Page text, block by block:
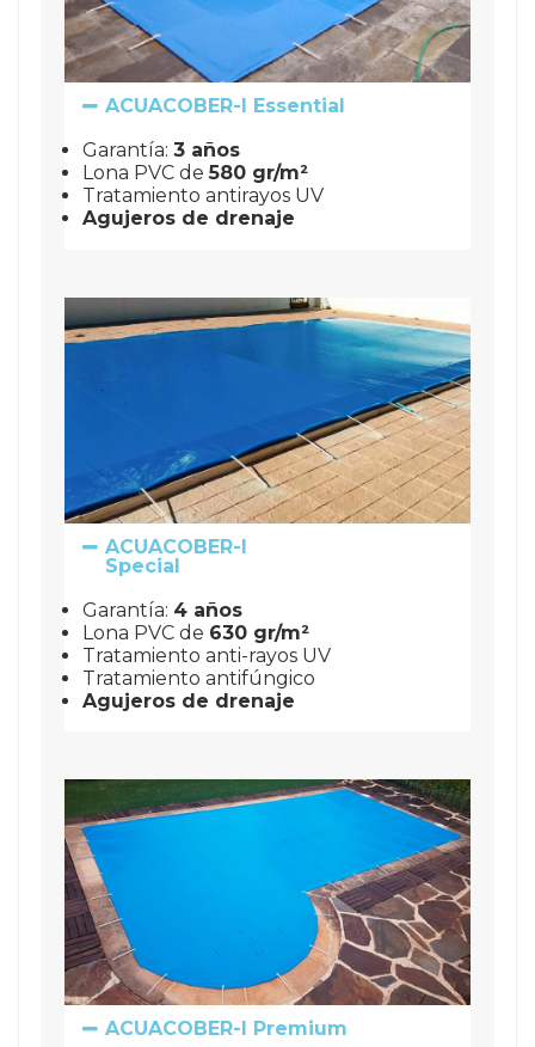
ACUACOBER-I Essential
Garantía: 3 años
Lona PVC de 580 gr/m²
Tratamiento antirayos UV
Agujeros de drenaje
ACUACOBER-I
Special
Garantía: 4 años
Lona PVC de 630 gr/m²
Tratamiento anti-rayos UV
Tratamiento antifúngico
Agujeros de drenaje
ACUACOBER-I Premium